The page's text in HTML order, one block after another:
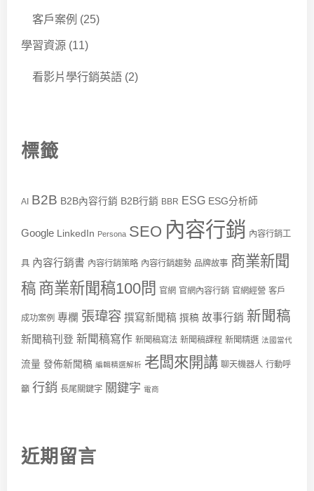
客戶案例 (25)
學習資源 (11)
看影片學行銷英語 (2)
標籤
AI B2B B2B內容行銷 B2B行銷 BBR ESG ESG分析師
Google LinkedIn Persona SEO 內容行銷 內容行銷工
具 內容行銷書 內容行銷策略 內容行銷趨勢 品牌故事 商業新聞
稿 商業新聞稿100問 官網 官網內容行銷 官網經營 客戶
成功案例 專欄 張瑋容 撰寫新聞稿 撰稿 故事行銷 新聞稿
新聞稿刊登 新聞稿寫作 新聞稿寫法 新聞稿課程 新聞精選 法國當代
流量 發佈新聞稿 編輯精選解析 老闆來開講 聊天機器人 行動呼
籲 行銷 長尾關鍵字 關鍵字 電商
近期留言